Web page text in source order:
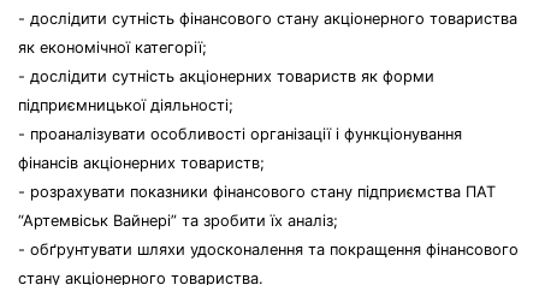
- дослідити сутність фінансового стану акціонерного товариства
як економічної категорії;
- дослідити сутність акціонерних товариств як форми
підприємницької діяльності;
- проаналізувати особливості організації і функціонування
фінансів акціонерних товариств;
- розрахувати показники фінансового стану підприємства ПАТ
“Артемвіськ Вайнері” та зробити їх аналіз;
- обґрунтувати шляхи удосконалення та покращення фінансового
стану акціонерного товариства.